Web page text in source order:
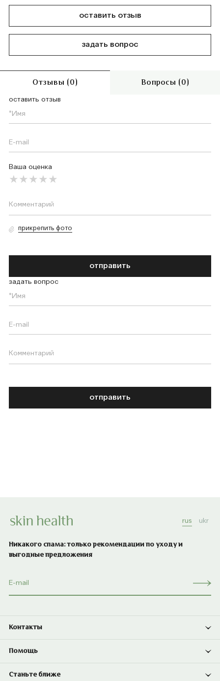
оставить отзыв
задать вопрос
Отзывы (0) Вопросы (0)
оставить отзыв
Ваша оценка
прикрепить фото
отправить
задать вопрос
отправить
rus ukr
Никакого спама: только рекомендации по уходу и
выгодные предложения
Контакты
Помощь
Станьте ближе